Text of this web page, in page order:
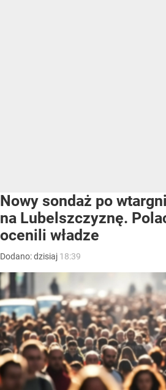
Nowy sondaż po
na Lubelszczyznę.
ocenili władze
Dodano:dzisiaj 18:39